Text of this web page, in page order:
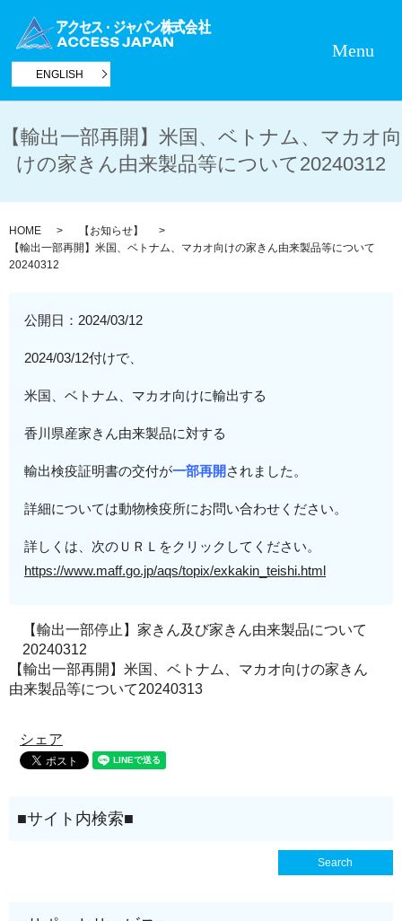
ENGLISH
Menu
【輸出一部再開】米国、ベトナム、マカオ向
けの家きん由来製品等について20240312
HOME
【お知らせ】
【輸出一部再開】米国、ベトナム、マカオ向けの家きん由来製品等について
20240312
公開日： 2024/03/12
2024/03/12付けで、
米国、ベ トナム、マカオ向けに輸出する
香川県産家きん由来製品に対する
輸出検疫証明書の交付が一部再開 されました。
詳細については動物検疫所にお問い合わせください。
詳しくは、次のＵＲＬをクリックしてください。
https://www.maff.go.jp/aqs/topix/exkakin_teishi.html
【輸出一部停止】家きん及び家きん由来製品について
20240312
【輸出一部再開】米国、ベトナム、マカオ向けの家きん
由来製品等について20240313
シェア